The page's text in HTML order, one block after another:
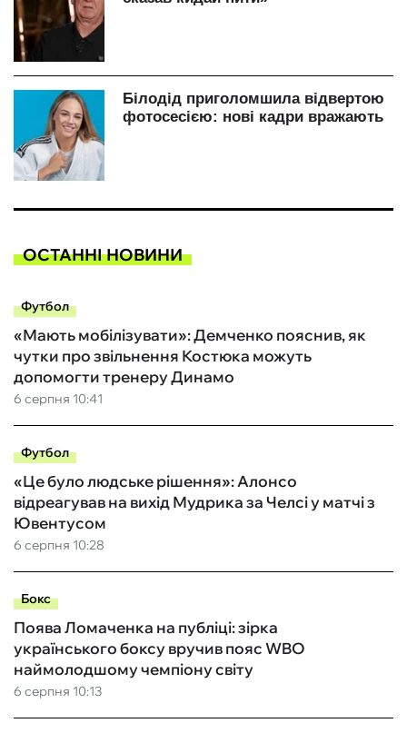
ОСТАННІ НОВИНИ
Футбол
6 серпня 10:41
«Мають мобілізувати»: Демченко пояснив, як
чутки про звільнення Костюка можуть
допомогти тренеру Динамо
Футбол
6 серпня 10:28
«Це було людське рішення»: Алонсо
відреагував на вихід Мудрика за Челсі у матчі з
Ювентусом
Бокс
6 серпня 10:13
Поява Ломаченка на публіці: зірка
українського боксу вручив пояс WBO
наймолодшому чемпіону світу